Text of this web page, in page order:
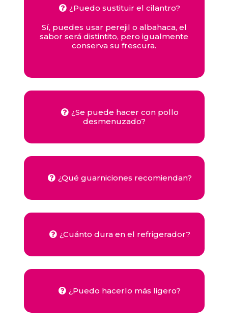
¿Puedo sustituir el cilantro?
Sí, puedes usar perejil o albahaca, el
sabor será distintito, pero igualmente
conserva su frescura.
¿Se puede hacer con pollo
desmenuzado?
¿Qué guarniciones recomiendan?
¿Cuánto dura en el refrigerador?
¿Puedo hacerlo más ligero?